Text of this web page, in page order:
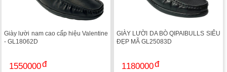
Giày lười nam cao cấp hiệu Valentine
- GL18062D
1550000
GIÀY LƯỜI DA BÒ QIPAIBULLS SIÊU
ĐẸP MÃ GL25083D
1180000